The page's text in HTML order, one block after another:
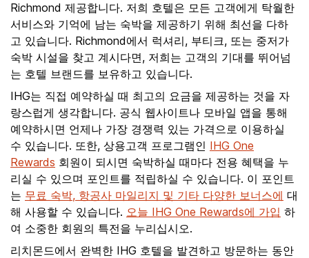
Richmond 제공합니다. 저희 호텔은 모든 고객에게 탁월한
서비스와 기억에 남는 숙박을 제공하기 위해 최선을 다하
고 있습니다. Richmond에서 럭셔리, 부티크, 또는 중저가
숙박 시설을 찾고 계시다면, 저희는 고객의 기대를 뛰어넘
는 호텔 브랜드를 보유하고 있습니다.
IHG는 직접 예약하실 때 최고의 요금을 제공하는 것을 자
랑스럽게 생각합니다. 공식 웹사이트나 모바일 앱을 통해
예약하시면 언제나 가장 경쟁력 있는 가격으로 이용하실
수 있습니다. 또한, 상용고객 프로그램인 IHG One
Rewards 회원이 되시면 숙박하실 때마다 전용 혜택을 누
리실 수 있으며 포인트를 적립하실 수 있습니다. 이 포인트
는 무료 숙박, 항공사 마일리지 및 기타 다양한 보너스에 대
해 사용할 수 있습니다. 오늘 IHG One Rewards에 가입 하
여 소중한 회원의 특전을 누리십시오.
리치몬드에서 완벽한 IHG 호텔을 발견하고 방문하는 동안